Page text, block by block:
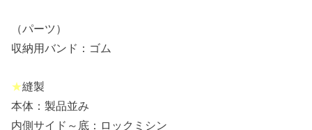
（パーツ）
収納用バンド：ゴム
★縫製
本体：製品並み
内側サイド～底：ロックミシン